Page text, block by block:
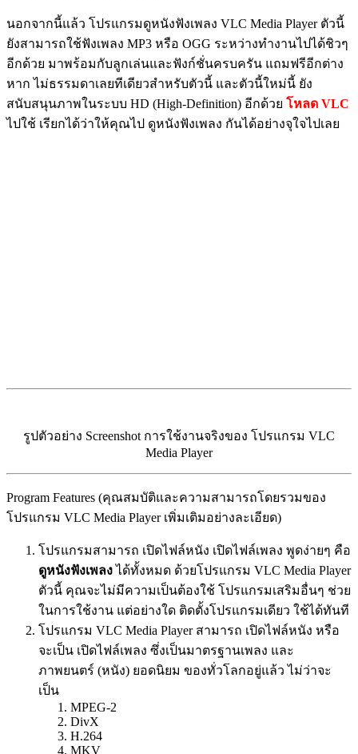
นอกจากนี้แล้ว โปรแกรมดูหนังฟังเพลง VLC Media Player ตัวนี้
ยังสามารถใช้ฟังเพลง MP3 หรือ OGG ระหว่างทำงานไปได้ชิวๆ
อีกด้วย มาพร้อมกับลูกเล่นและฟังก์ชั่นครบครัน แถมฟรีอีกต่าง
หาก ไม่ธรรมดาเลยทีเดียวสำหรับตัวนี้ และตัวนี้ใหม่นี้ ยัง
สนับสนุนภาพในระบบ HD (High-Definition) อีกด้วย โหลด VLC
ไปใช้ เรียกได้ว่าให้คุณไป ดูหนังฟังเพลง กันได้อย่างจุใจไปเลย
รูปตัวอย่าง Screenshot การใช้งานจริงของ โปรแกรม VLC
Media Player
Program Features (คุณสมบัติและความสามารถโดยรวมของ
โปรแกรม VLC Media Player เพิ่มเติมอย่างละเอียด)
โปรแกรมสามารถ เปิดไฟล์หนัง เปิดไฟล์เพลง พูดง่ายๆ คือ
ดูหนังฟังเพลงได้ทั้งหมด ด้วยโปรแกรม VLC Media Player
ตัวนี้ คุณจะไม่มีความเป็นต้องใช้ โปรแกรมเสริมอื่นๆ ช่วย
ในการใช้งาน แต่อย่างใด ติดตั้งโปรแกรมเดียว ใช้ได้ทันที
โปรแกรม VLC Media Player สามารถ เปิดไฟล์หนัง หรือ
จะเป็น เปิดไฟล์เพลง ซึ่งเป็นมาตรฐานเพลง และ
ภาพยนตร์ (หนัง) ยอดนิยม ของทั่วโลกอยู่แล้ว ไม่ว่าจะ
เป็น
MPEG-2
DivX
H.264
MKV